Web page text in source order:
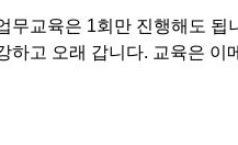
무교육은 1회만 진행해도 됩
하고 오래 갑니다. 교육은 이